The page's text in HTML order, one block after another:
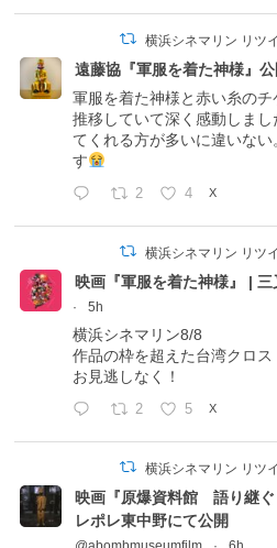
横浜シネマリン リツ
遠藤協『軍服を着た神様』公
軍服を着た神様と赤い糸の
推移していて深く感動しま
てくれる方が多いに違いな
す
2 4 X
横浜シネマリン リツ
映画『軍服を着た神様』 | 三
·
5h
横浜シネマリン8/8
作品の枠を超えた台湾クロス
お見逃しなく！
2 5 X
横浜シネマリン リツ
映画『原爆資料館 語り継
レポレ東中野にて公開